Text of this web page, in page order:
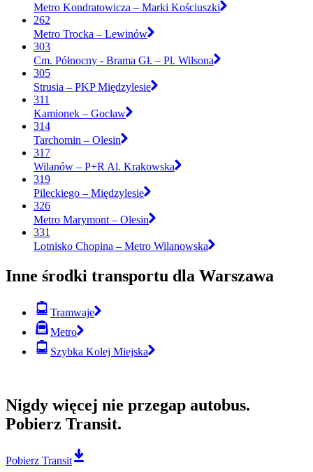
Metro Kondratowicza – Marki Kościuszki
262
Metro Trocka – Lewinów
303
Cm. Północny - Brama Gł. – Pl. Wilsona
305
Strusia – PKP Międzylesie
311
Kamionek – Gocław
314
Tarchomin – Olesin
317
Wilanów – P+R Al. Krakowska
319
Pileckiego – Międzylesie
326
Metro Marymont – Olesin
331
Lotnisko Chopina – Metro Wilanowska
Inne środki transportu dla Warszawa
Tramwaje
Metro
Szybka Kolej Miejska
Nigdy więcej nie przegap autobus.
Pobierz Transit.
Pobierz Transit